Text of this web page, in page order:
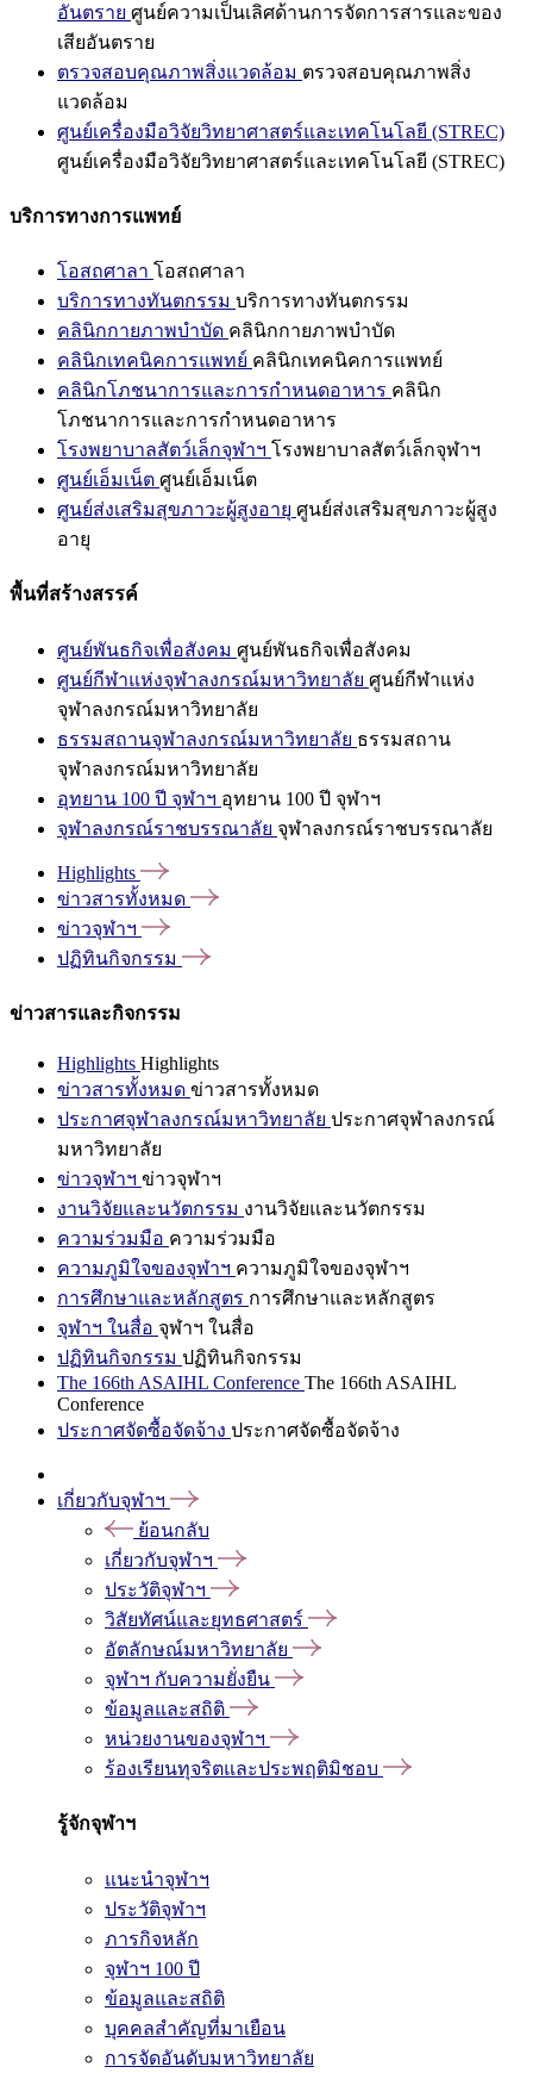
อันตราย ศูนย์ความเป็นเลิศด้านการจัดการสารและของ
เสียอันตราย
ตรวจสอบคุณภาพสิ่งแวดล้อม ตรวจสอบคุณภาพสิ่ง
แวดล้อม
ศูนย์เครื่องมือวิจัยวิทยาศาสตร์และเทคโนโลยี (STREC)
ศูนย์เครื่องมือวิจัยวิทยาศาสตร์และเทคโนโลยี (STREC)
บริการทางการแพทย์
โอสถศาลา โอสถศาลา
บริการทางทันตกรรม บริการทางทันตกรรม
คลินิกกายภาพบำบัด คลินิกกายภาพบำบัด
คลินิกเทคนิคการแพทย์ คลินิกเทคนิคการแพทย์
คลินิกโภชนาการและการกำหนดอาหาร คลินิก
โภชนาการและการกำหนดอาหาร
โรงพยาบาลสัตว์เล็กจุฬาฯ โรงพยาบาลสัตว์เล็กจุฬาฯ
ศูนย์เอ็มเน็ต ศูนย์เอ็มเน็ต
ศูนย์ส่งเสริมสุขภาวะผู้สูงอายุ ศูนย์ส่งเสริมสุขภาวะผู้สูง
อายุ
พื้นที่สร้างสรรค์
ศูนย์พันธกิจเพื่อสังคม ศูนย์พันธกิจเพื่อสังคม
ศูนย์กีฬาแห่งจุฬาลงกรณ์มหาวิทยาลัย ศูนย์กีฬาแห่ง
จุฬาลงกรณ์มหาวิทยาลัย
ธรรมสถานจุฬาลงกรณ์มหาวิทยาลัย ธรรมสถาน
จุฬาลงกรณ์มหาวิทยาลัย
อุทยาน 100 ปี จุฬาฯ อุทยาน 100 ปี จุฬาฯ
จุฬาลงกรณ์ราชบรรณาลัย จุฬาลงกรณ์ราชบรรณาลัย
Highlights
ข่าวสารทั้งหมด
ข่าวจุฬาฯ
ปฏิทินกิจกรรม
ข่าวสารและกิจกรรม
Highlights Highlights
ข่าวสารทั้งหมด ข่าวสารทั้งหมด
ประกาศจุฬาลงกรณ์มหาวิทยาลัย ประกาศจุฬาลงกรณ์
มหาวิทยาลัย
ข่าวจุฬาฯ ข่าวจุฬาฯ
งานวิจัยและนวัตกรรม งานวิจัยและนวัตกรรม
ความร่วมมือ ความร่วมมือ
ความภูมิใจของจุฬาฯ ความภูมิใจของจุฬาฯ
การศึกษาและหลักสูตร การศึกษาและหลักสูตร
จุฬาฯ ในสื่อ จุฬาฯ ในสื่อ
ปฏิทินกิจกรรม ปฏิทินกิจกรรม
The 166th ASAIHL Conference The 166th ASAIHL
Conference
ประกาศจัดซื้อจัดจ้าง ประกาศจัดซื้อจัดจ้าง
เกี่ยวกับจุฬาฯ
ย้อนกลับ
เกี่ยวกับจุฬาฯ
ประวัติจุฬาฯ
วิสัยทัศน์และยุทธศาสตร์
อัตลักษณ์มหาวิทยาลัย
จุฬาฯ กับความยั่งยืน
ข้อมูลและสถิติ
หน่วยงานของจุฬาฯ
ร้องเรียนทุจริตและประพฤติมิชอบ
รู้จักจุฬาฯ
แนะนำจุฬาฯ
ประวัติจุฬาฯ
ภารกิจหลัก
จุฬาฯ 100 ปี
ข้อมูลและสถิติ
บุคคลสำคัญที่มาเยือน
การจัดอันดับมหาวิทยาลัย